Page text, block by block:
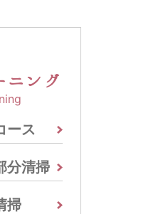
ニング
ース
分清掃
掃